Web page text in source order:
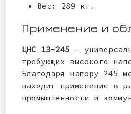
Вес: 289 кг.
Применение и
ЦНС 13-245 —
требующих высокого
Благодаря напору 245
находит применение в
промышленности и